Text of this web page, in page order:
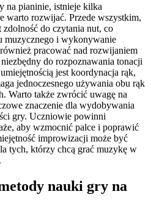
na pianinie, istnieje kilka
warto rozwijać. Przede wszystkim,
do czytania nut, co
muzycznego i wykonywanie
pracować nad rozwijaniem
do rozpoznawania tonacji
jest koordynacja rąk,
jednoczesnego używania obu rąk
Warto także zwrócić uwagę na
znaczenie dla wydobywania
gry. Uczniowie powinni
aby wzmocnić palce i poprawić
improwizacji może być
tych, którzy chcą grać muzykę w
nauki gry na